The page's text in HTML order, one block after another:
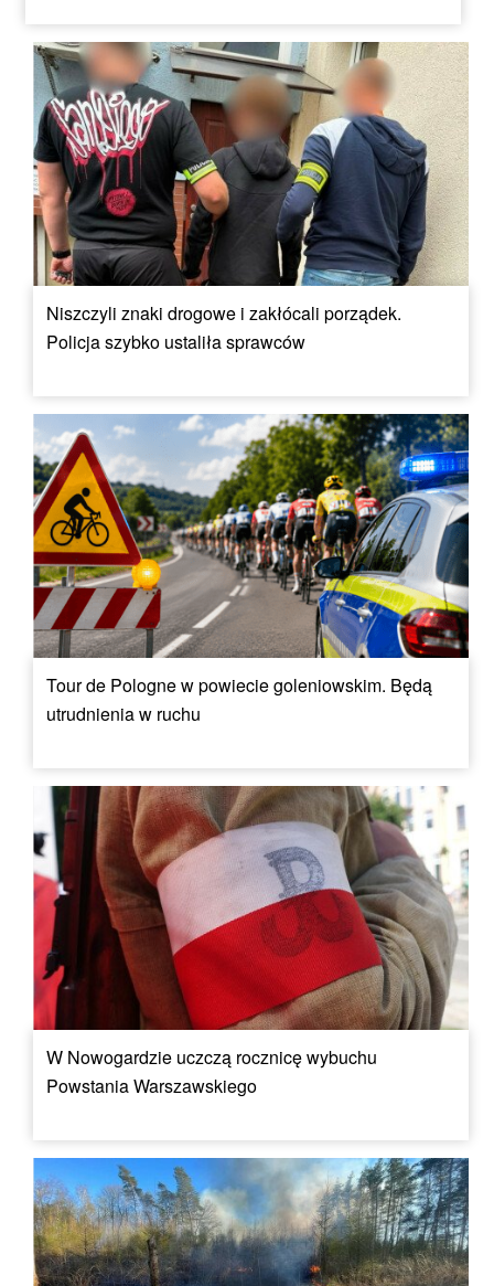
Niszczyli znaki drogowe i zakłócali porządek.
Policja szybko ustaliła sprawców
Tour de Pologne w powiecie goleniowskim. Będą
utrudnienia w ruchu
W Nowogardzie uczczą rocznicę wybuchu
Powstania Warszawskiego